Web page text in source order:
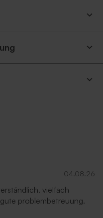
04.08.26
vielfach
problembetreuung.